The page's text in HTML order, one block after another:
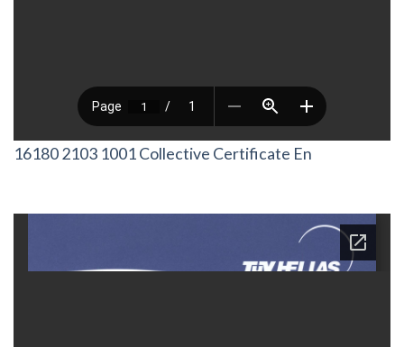
16180 2103 1001 Collective Certificate En